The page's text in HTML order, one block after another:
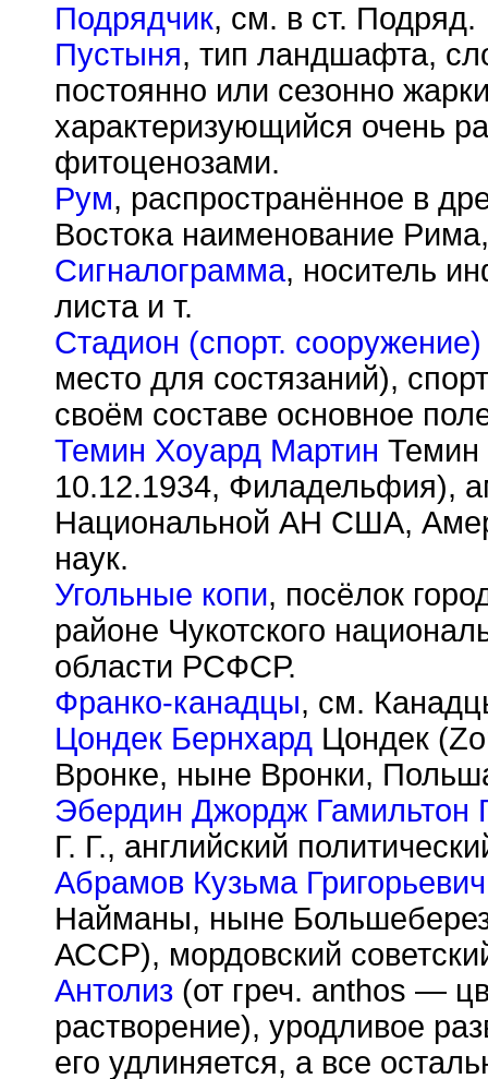
Подрядчик, см. в ст. Подряд.
Пустыня, тип ландшафта,
постоянно или сезонно
характеризующийся очень
фитоценозами.
Рум, распространённое в
Востока наименование
Сигналограмма, носитель
листа и т.
Стадион (спорт. сооружение)
место для состязаний),
своём составе основное
Темин Хоуард Мартин Темин
10.12.1934, Филадельфия),
Национальной АН США,
наук.
Угольные копи, посёлок
районе Чукотского
области РСФСР.
Франко-канадцы, см.
Цондек Бернхард Цондек
Вронке, ныне Вронки,
Эбердин Джордж Гамильтон
Г. Г., английский
Абрамов Кузьма Григорьевич
Найманы, ныне
АССР), мордовский
Антолиз (от греч. anthos —
растворение), уродливое
его удлиняется, а все